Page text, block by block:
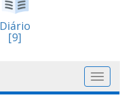
Diário
[9]